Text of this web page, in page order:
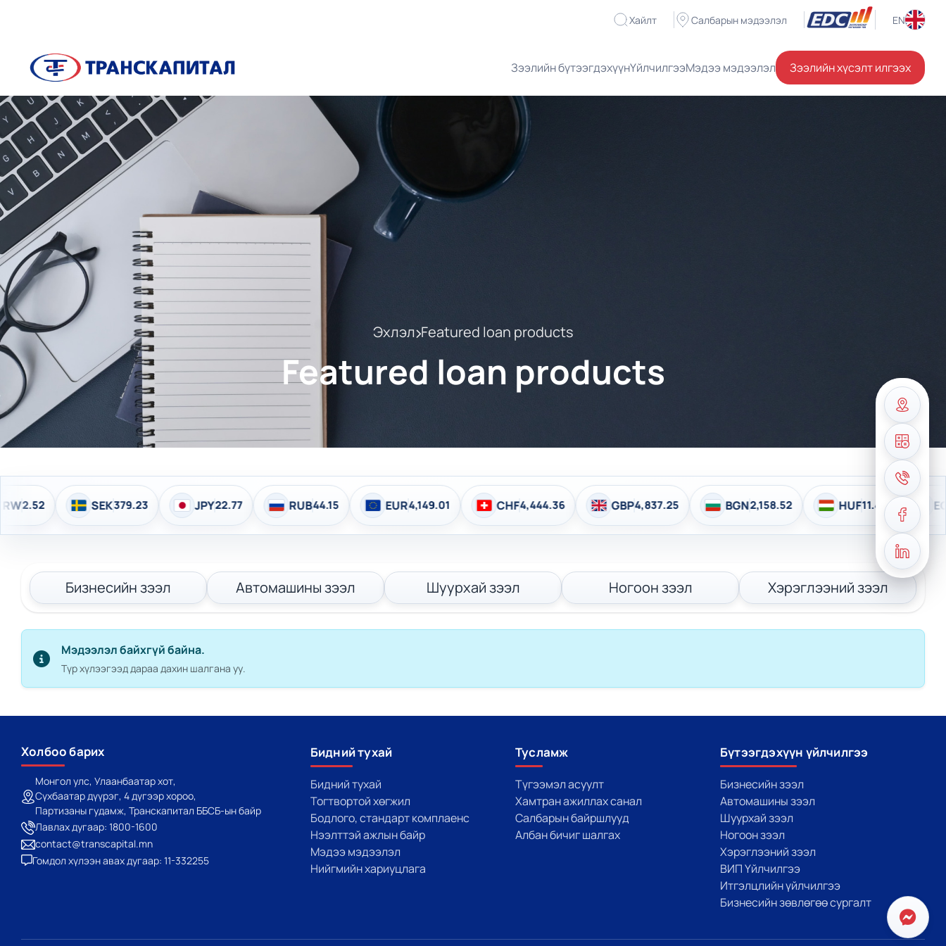
Хайлт Салбарын мэдээлэл EN
Зээлийн бүтээгдэхүүнҮйлчилгээМэдээ мэдээлэл Зээлийн хүсэлт илгээх
Эхлэл Featured loan products
Featured loan products
SEK 379.23 JPY 22.77 RUB 44.15 EUR 4,149.01 CHF 4,444.36 GBP 4,837.25 BGN 2,158.52 HUF 11.42 EGP 72.21
Бизнесийн зээл Автомашины зээл Шуурхай зээл Ногоон зээл Хэрэглээний зээл
Мэдээлэл байхгүй байна.
Түр хүлээгээд дараа дахин шалгана уу.
Холбоо барих
Монгол улс, Улаанбаатар хот,
Сүхбаатар дүүрэг, 4 дүгээр хороо,
Партизаны гудамж, Транскапитал ББСБ-ын байр
Лавлах дугаар: 1800-1600
contact@transcapital.mn
Гомдол хүлээн авах дугаар: 11-332255
Бидний тухай
Бидний тухай
Тогтвортой хөгжил
Бодлого, стандарт комплаенс
Нээлттэй ажлын байр
Мэдээ мэдээлэл
Нийгмийн хариуцлага
Тусламж
Түгээмэл асуулт
Хамтран ажиллах санал
Салбарын байршлууд
Албан бичиг шалгах
Бүтээгдэхүүн үйлчилгээ
Бизнесийн зээл
Автомашины зээл
Шуурхай зээл
Ногоон зээл
Хэрэглээний зээл
ВИП Үйлчилгээ
Итгэлцлийн үйлчилгээ
Бизнесийн зөвлөгөө сургалт